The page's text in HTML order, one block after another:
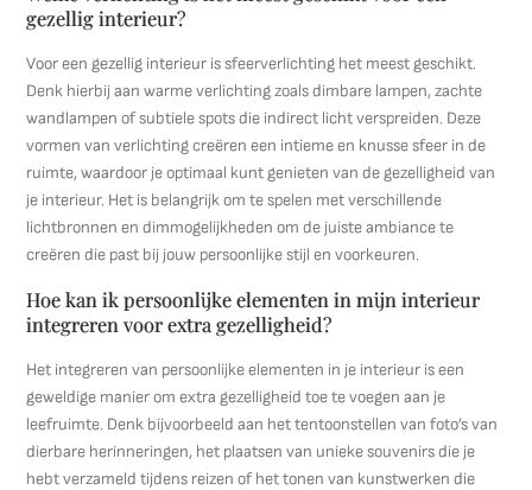
gezellig interieur?
Voor een gezellig interieur is sfeerverlichting het meest geschikt.
Denk hierbij aan warme verlichting zoals dimbare lampen, zachte
wandlampen of subtiele spots die indirect licht verspreiden. Deze
vormen van verlichting creëren een intieme en knusse sfeer in de
ruimte, waardoor je optimaal kunt genieten van de gezelligheid van
je interieur. Het is belangrijk om te spelen met verschillende
lichtbronnen en dimmogelijkheden om de juiste ambiance te
creëren die past bij jouw persoonlijke stijl en voorkeuren.
Hoe kan ik persoonlijke elementen in mijn interieur
integreren voor extra gezelligheid?
Het integreren van persoonlijke elementen in je interieur is een
geweldige manier om extra gezelligheid toe te voegen aan je
leefruimte. Denk bijvoorbeeld aan het tentoonstellen van foto’s van
dierbare herinneringen, het plaatsen van unieke souvenirs die je
hebt verzameld tijdens reizen of het tonen van kunstwerken die